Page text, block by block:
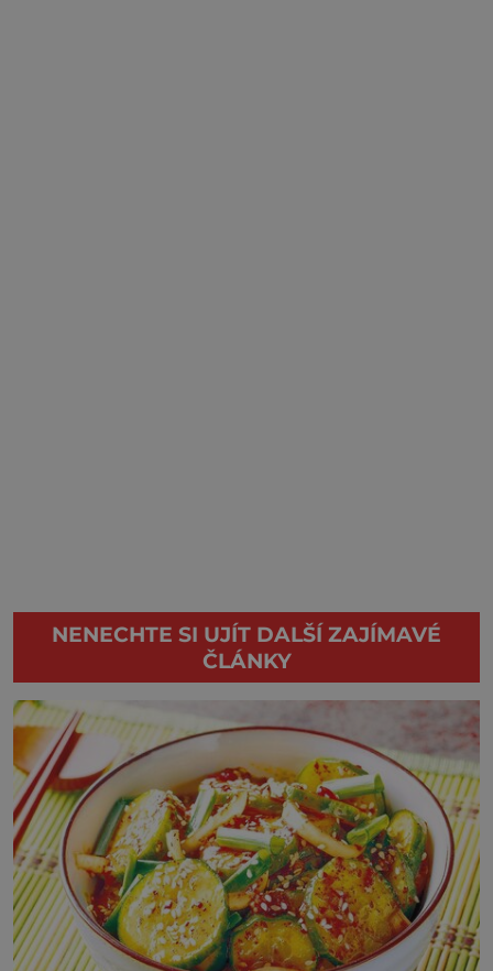
NENECHTE SI UJÍT DALŠÍ ZAJÍMAVÉ
ČLÁNKY